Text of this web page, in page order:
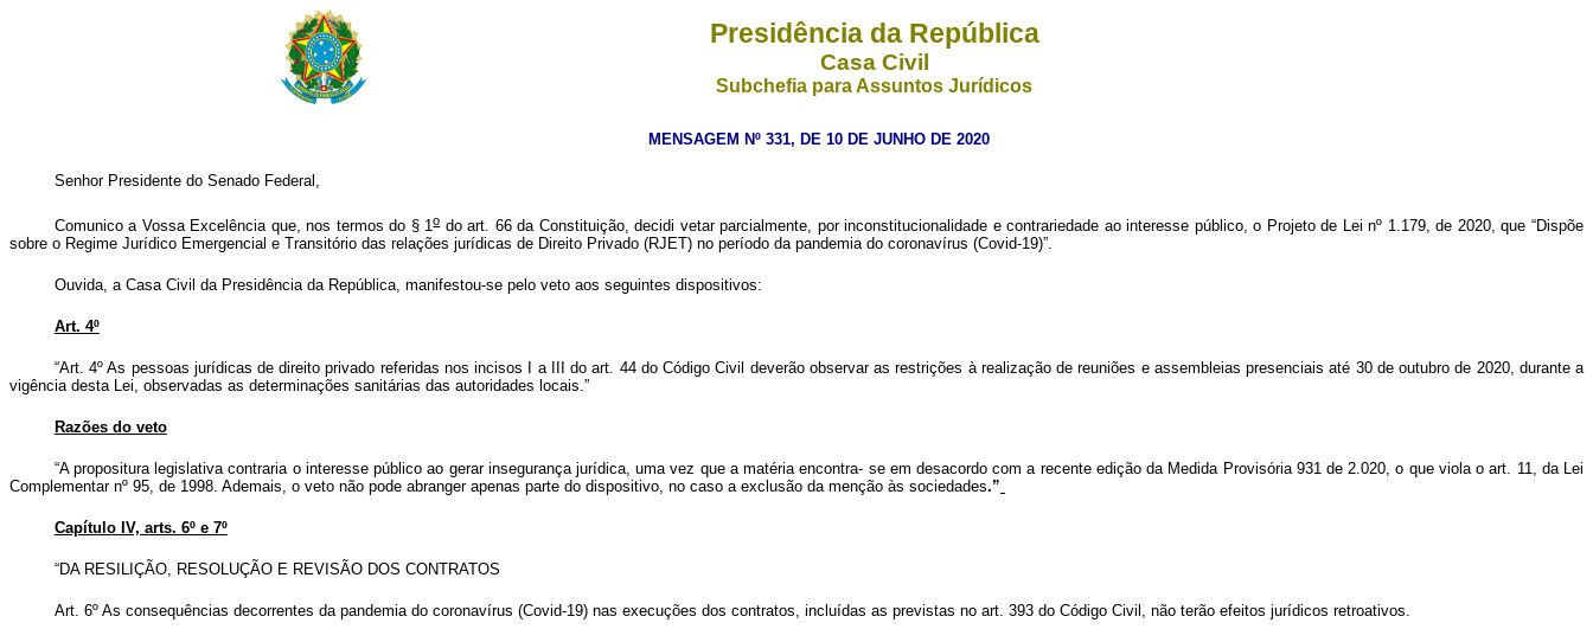
Presidência da República
Casa Civil
Subchefia para Assuntos Jurídicos
MENSAGEM Nº 331, DE 10 DE JUNHO DE 2020
Senhor Presidente do Senado Federal,
Comunico a Vossa Excelência que, nos termos do § 1odo art. 66 da Constituição, decidi vetar parcialmente, por inconstitucionalidade e contrariedade ao interesse público, o Projeto de Lei nº 1.179, de 2020, que “Dispõe
sobre o Regime Jurídico Emergencial e Transitório das relações jurídicas de Direito Privado (RJET) no período da pandemia do coronavírus (Covid-19)”.
Ouvida, a Casa Civil da Presidência da República, manifestou-se pelo veto aos seguintes dispositivos:
Art. 4º
“Art. 4º As pessoas jurídicas de direito privado referidas nos incisos I a III do art. 44 do Código Civil deverão observar as restrições à realização de reuniões e assembleias presenciais até 30 de outubro de 2020, durante a
vigência desta Lei, observadas as determinações sanitárias das autoridades locais.”
Razões do veto
“A propositura legislativa contraria o interesse público ao gerar insegurança jurídica, uma vez que a matéria encontra- se em desacordo com a recente edição da Medida Provisória 931 de 2.020, o que viola o art. 11, da Lei
Complementar nº 95, de 1998. Ademais, o veto não pode abranger apenas parte do dispositivo, no caso a exclusão da menção às sociedades.”
Capítulo IV, arts. 6º e 7º
“DA RESILIÇÃO, RESOLUÇÃO E REVISÃO DOS CONTRATOS
Art. 6º As consequências decorrentes da pandemia do coronavírus (Covid-19) nas execuções dos contratos, incluídas as previstas no art. 393 do Código Civil, não terão efeitos jurídicos retroativos.